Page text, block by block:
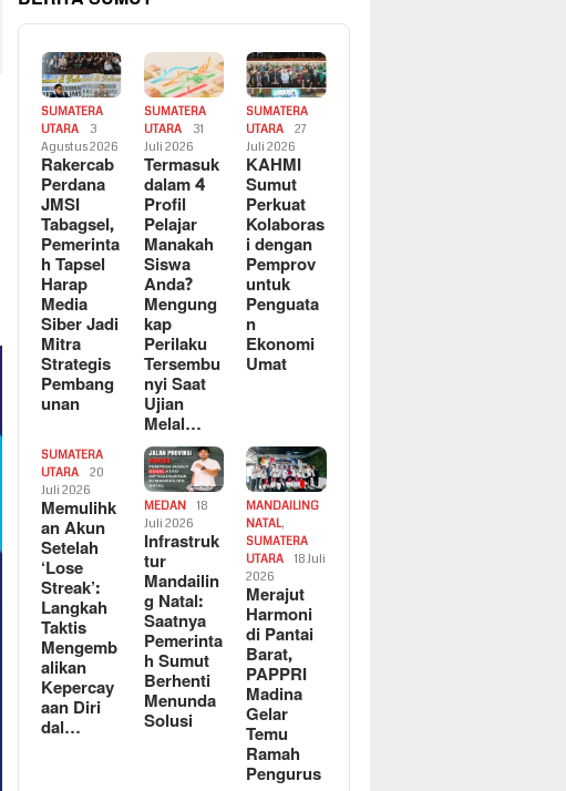
SUMATERA
UTARA
3
Agustus 2026
Rakercab
Perdana
JMSI
Tabagsel,
Pemerinta
h Tapsel
Harap
Media
Siber Jadi
Mitra
Strategis
Pembang
unan
SUMATERA
UTARA
31
Juli 2026
Termasuk
dalam 4
Profil
Pelajar
Manakah
Siswa
Anda?
Mengung
kap
Perilaku
Tersembu
nyi Saat
Ujian
Melal…
SUMATERA
UTARA
27
Juli 2026
KAHMI
Sumut
Perkuat
Kolaboras
i dengan
Pemprov
untuk
Penguata
n
Ekonomi
Umat
SUMATERA
UTARA
20
Juli 2026
Memulihk
an Akun
Setelah
‘Lose
Streak’:
Langkah
Taktis
Mengemb
alikan
Kepercay
aan Diri
dal…
MEDAN
18
Juli 2026
Infrastruk
tur
Mandailin
g Natal:
Saatnya
Pemerinta
h Sumut
Berhenti
Menunda
Solusi
MANDAILING
NATAL,
SUMATERA
UTARA
18 Juli
2026
Merajut
Harmoni
di Pantai
Barat,
PAPPRI
Madina
Gelar
Temu
Ramah
Pengurus